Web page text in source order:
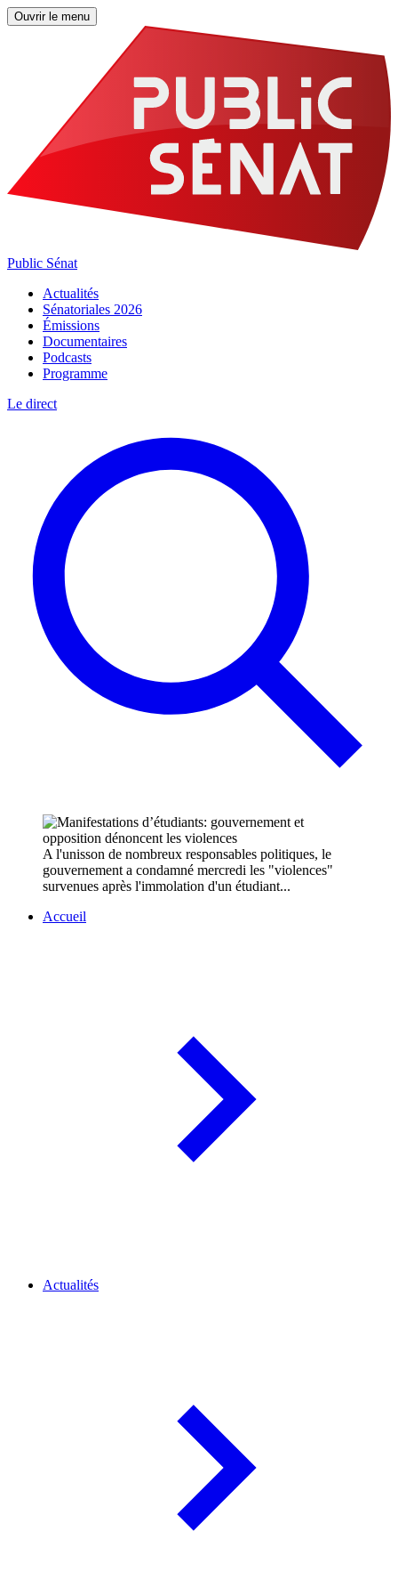
Ouvrir le menu
Public Sénat
Actualités
Sénatoriales 2026
Émissions
Documentaires
Podcasts
Programme
Le direct
A l'unisson de nombreux responsables politiques, le
gouvernement a condamné mercredi les "violences"
survenues après l'immolation d'un étudiant...
Accueil
Actualités